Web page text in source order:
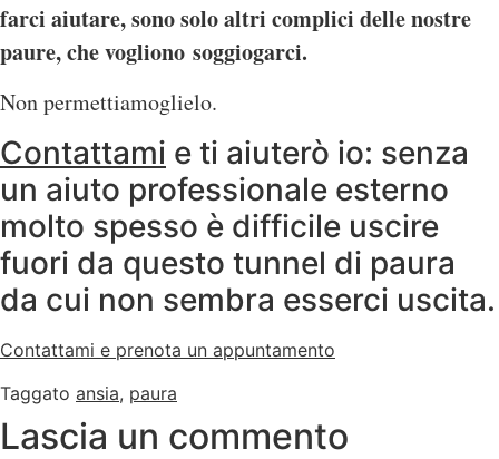
farci aiutare, sono solo altri complici delle nostre
paure, che vogliono soggiogarci.
Non permettiamoglielo.
Contattami e ti aiuterò io: senza
un aiuto professionale esterno
molto spesso è difficile uscire
fuori da questo tunnel di paura
da cui non sembra esserci uscita.
Contattami e prenota un appuntamento
Taggato ansia, paura
Lascia un commento